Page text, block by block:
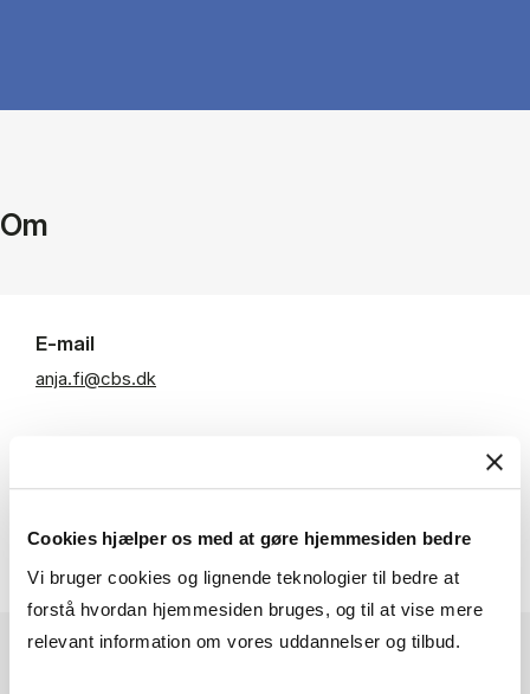
Cookies hjælper os med at gøre hjemmesiden bedre
Vi bruger cookies og lignende teknologier til bedre at
forstå hvordan hjemmesiden bruges, og til at vise mere
relevant information om vores uddannelser og tilbud.
Om
E-mail
anja.fi@cbs.dk
Institut for Finansiering